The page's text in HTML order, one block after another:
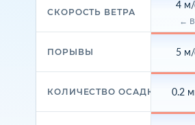
СКОРОСТЬ ВЕТРА
ПОРЫВЫ
КОЛИЧЕСТВО ОСАДКОВ
4 м/
← В
5 м/
0.2